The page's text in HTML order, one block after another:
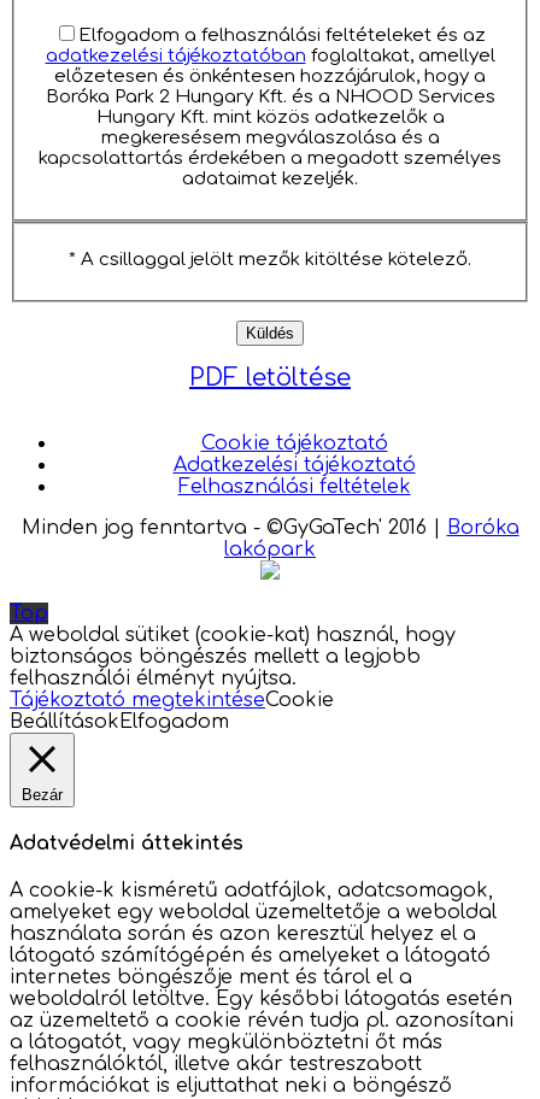
Elfogadom a felhasználási feltételeket és az
adatkezelési tájékoztatóban foglaltakat, amellyel
előzetesen és önkéntesen hozzájárulok, hogy a
Boróka Park 2 Hungary Kft. és a NHOOD Services
Hungary Kft. mint közös adatkezelők a
megkeresésem megválaszolása és a
kapcsolattartás érdekében a megadott személyes
adataimat kezeljék.
* A csillaggal jelölt mezők kitöltése kötelező.
PDF letöltése
Cookie tájékoztató
Adatkezelési tájékoztató
Felhasználási feltételek
Minden jog fenntartva - ©GyGaTech' 2016
Boróka
lakópark
Top
A weboldal sütiket (cookie-kat) használ, hogy
biztonságos böngészés mellett a legjobb
felhasználói élményt nyújtsa.
Tájékoztató megtekintéseCookie
Beállítások Elfogadom
Bezár
Adatvédelmi áttekintés
A cookie-k kisméretű adatfájlok, adatcsomagok,
amelyeket egy weboldal üzemeltetője a weboldal
használata során és azon keresztül helyez el a
látogató számítógépén és amelyeket a látogató
internetes böngészője ment és tárol el a
weboldalról letöltve. Egy későbbi látogatás esetén
az üzemeltető a cookie révén tudja pl. azonosítani
a látogatót, vagy megkülönböztetni őt más
felhasználóktól, illetve akár testreszabott
információkat is eljuttathat neki a böngésző